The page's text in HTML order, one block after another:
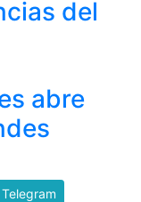
del
abre
Telegram